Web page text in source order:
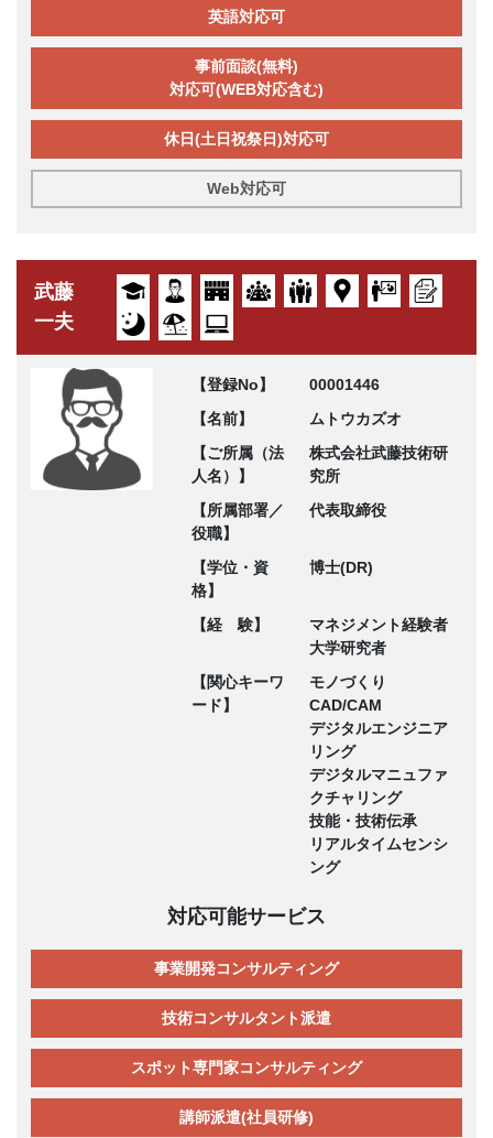
英語対応可
事前面談(無料)
対応可(WEB対応含む)
休日(土日祝祭日)対応可
Web対応可
武藤
一夫
【登録No】
00001446
【名前】
ムトウカズオ
【ご所属（法
人名）】
株式会社武藤技術研
究所
【所属部署／
役職】
代表取締役
【学位・資
格】
博士(DR)
【経 験】
マネジメント経験者
大学研究者
【関心キーワ
ード】
モノづくり
CAD/CAM
デジタルエンジニア
リング
デジタルマニュファ
クチャリング
技能・技術伝承
リアルタイムセンシ
ング
対応可能サービス
事業開発コンサルティング
技術コンサルタント派遣
スポット専門家コンサルティング
講師派遣(社員研修)